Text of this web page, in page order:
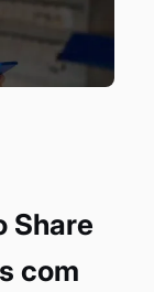
Share
com